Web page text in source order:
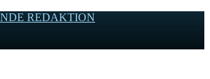
REDAKTION